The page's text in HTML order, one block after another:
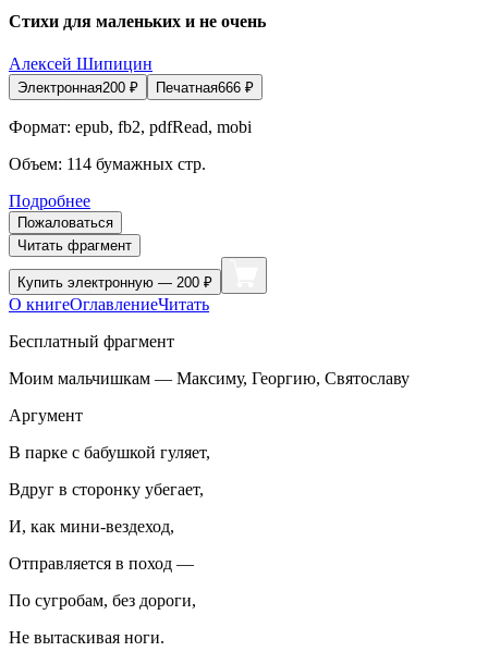
Стихи для маленьких и не очень
Алексей Шипицин
Электронная200 ₽ Печатная666 ₽
Формат: epub, fb2, pdfRead, mobi
Объем: 114 бумажных стр.
Подробнее
Пожаловаться
Читать фрагмент
Купить электронную — 200 ₽
О книгеОглавлениеЧитать
Бесплатный фрагмент
Моим мальчишкам — Максиму, Георгию, Святославу
Аргумент
В парке с бабушкой гуляет,
Вдруг в сторонку убегает,
И, как мини-вездеход,
Отправляется в поход —
По сугробам, без дороги,
Не вытаскивая ноги.